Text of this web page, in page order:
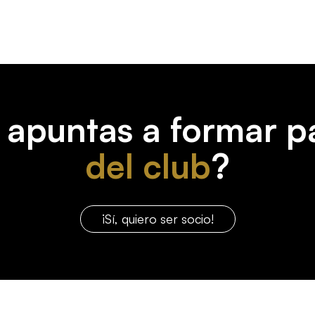
apuntas a formar
del club?
¡Sí, quiero ser socio!